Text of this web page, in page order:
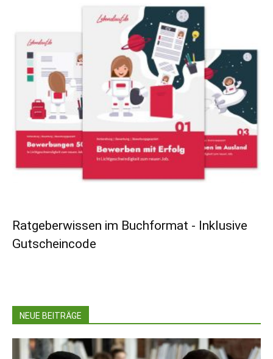
Ratgeberwissen im Buchformat - Inklusive
Gutscheincode
NEUE BEITRÄGE